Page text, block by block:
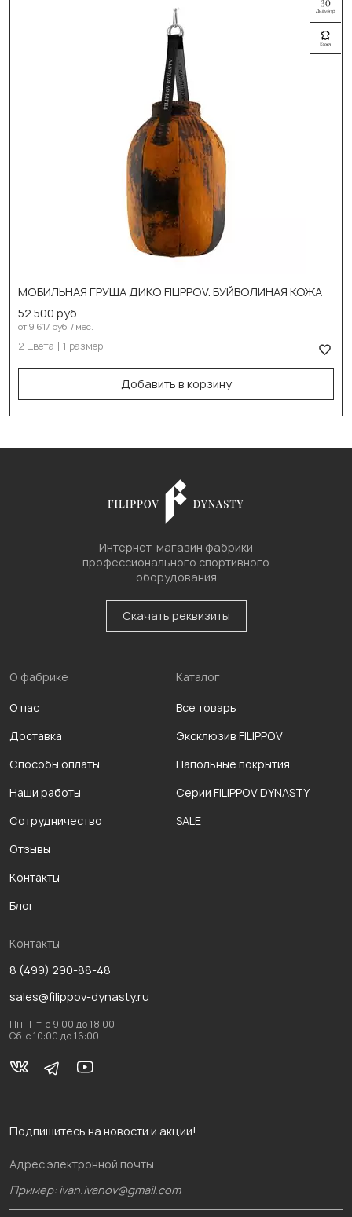
МОБИЛЬНАЯ ГРУША ДИКО FILIPPOV. БУЙВОЛИНАЯ КОЖА
52 500 руб.
от 9 617 руб. / мес.
2 цвета 1 размер
Добавить в корзину
DIKO черн. серый
Выберите размер:
60см/30см/20кг
В корзину
Интернет-магазин фабрики
профессионального спортивного
оборудования
Скачать реквизиты
О фабрике
О нас
Доставка
Способы оплаты
Наши работы
Сотрудничество
Отзывы
Контакты
Блог
Каталог
Все товары
Эксклюзив FILIPPOV
Напольные покрытия
Серии FILIPPOV DYNASTY
SALE
Контакты
8 (499) 290-88-48
sales@filippov-dynasty.ru
Пн.-Пт. с 9:00 до 18:00
Сб. с 10:00 до 16:00
Подпишитесь на новости и акции!
Адрес электронной почты